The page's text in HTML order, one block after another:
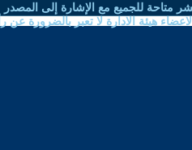
متاحة للجميع مع الإشارة إلى المصدر
هيئة الادارة لا تعبر بالضرورة عن